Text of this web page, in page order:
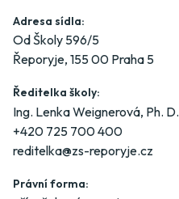
Adresa sídla:
Od Školy 596/5
Řeporyje, 155 00 Praha 5
Ředitelka školy:
Ing. Lenka Weignerová, Ph. D.
+420 725 700 400
reditelka@zs-reporyje.cz
Právní forma: